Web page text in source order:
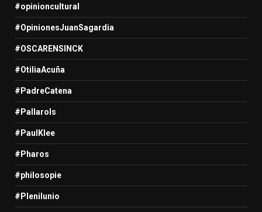
#opinioncultural
#OpinionesJuanSagardia
#OSCARENSINCK
#OtiliaAcuña
#PadreCatena
#Pallarols
#PaulKlee
#Pharos
#philosopie
#Plenilunio